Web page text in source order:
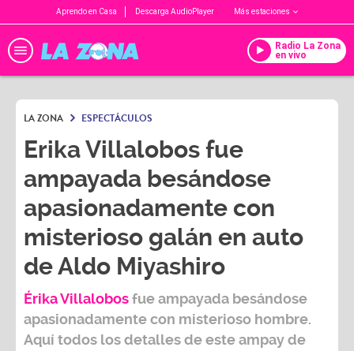
Aprendo en Casa Descarga AudioPlayer Más estaciones
Radio La Zona
en vivo
LA ZONA ESPECTÁCULOS
Erika Villalobos fue
ampayada besándose
apasionadamente con
misterioso galán en auto
de Aldo Miyashiro
Érika Villalobosfue ampayada besándose
apasionadamente con misterioso hombre.
Aquí todos los detalles de este ampay de